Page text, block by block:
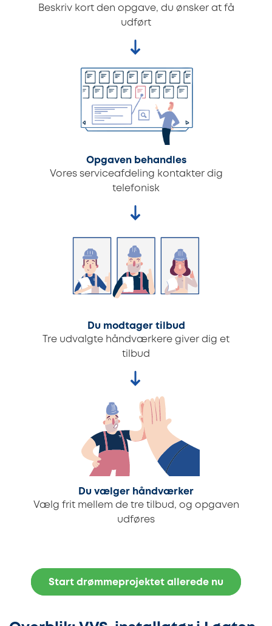
Beskriv kort den opgave, du ønsker at få
udført
Opgaven behandles
Vores serviceafdeling kontakter dig
telefonisk
Du modtager tilbud
Tre udvalgte håndværkere giver dig et
tilbud
Du vælger håndværker
Vælg frit mellem de tre tilbud, og opgaven
udføres
Start drømmeprojektet allerede nu